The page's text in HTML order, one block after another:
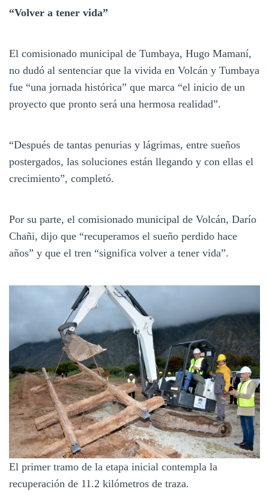
“Volver a tener vida”
El comisionado municipal de Tumbaya, Hugo Mamaní,
no dudó al sentenciar que la vivida en Volcán y Tumbaya
fue “una jornada histórica” que marca “el inicio de un
proyecto que pronto será una hermosa realidad”.
“Después de tantas penurias y lágrimas, entre sueños
postergados, las soluciones están llegando y con ellas el
crecimiento”, completó.
Por su parte, el comisionado municipal de Volcán, Darío
Chañi, dijo que “recuperamos el sueño perdido hace
años” y que el tren “significa volver a tener vida”.
El primer tramo de la etapa inicial contempla la
recuperación de 11.2 kilómetros de traza.